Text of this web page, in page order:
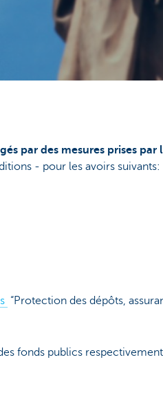
par des mesures prises par
- pour les avoirs suivants:
“Protection des dépôts,
fonds publics respectivement